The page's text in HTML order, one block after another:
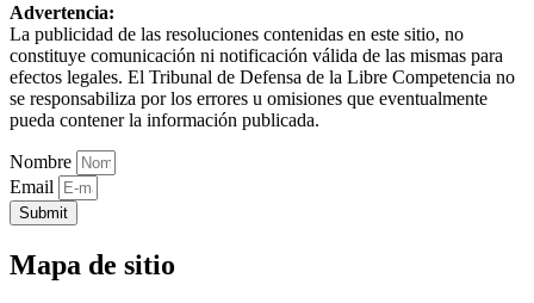
Advertencia:
La publicidad de las resoluciones contenidas en este sitio, no
constituye comunicación ni notificación válida de las mismas para
efectos legales. El Tribunal de Defensa de la Libre Competencia no
se responsabiliza por los errores u omisiones que eventualmente
pueda contener la información publicada.
Nombre
Email
Submit
Mapa de sitio